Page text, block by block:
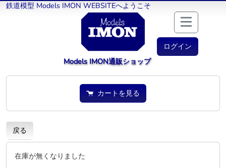
鉄道模型 Models IMON WEBSITEへようこそ
ログイン
Models IMON通販ショップ
カートを見る
戻る
在庫が無くなりました